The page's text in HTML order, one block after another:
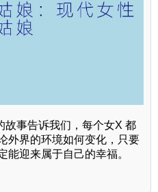
故事告诉我们，每个女X 都
外界的环境如何变化，只要
能迎来属于自己的幸福。